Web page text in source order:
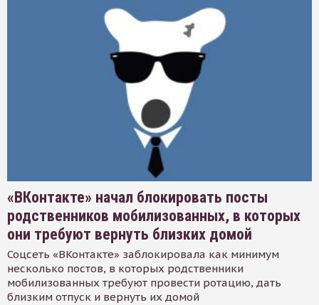
«ВКонтакте» начал блокировать посты
родственников мобилизованных, в которых
они требуют вернуть близких домой
Соцсеть «ВКонтакте» заблокировала как минимум
несколько постов, в которых родственники
мобилизованных требуют провести ротацию, дать
близким отпуск и вернуть их домой